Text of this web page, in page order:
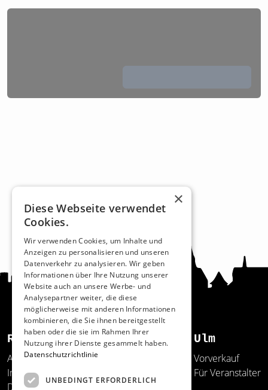
Recht und Ordnung
AGB
Impressum
Datenschutz
Ulm
Vorverkauf
Für Veranstalter
×
Diese Webseite verwendet
Cookies.
Wir verwenden Cookies, um Inhalte und
Anzeigen zu personalisieren und unseren
Datenverkehr zu analysieren. Wir geben
Informationen über Ihre Nutzung unserer
Website auch an unsere Werbe- und
Analysepartner weiter, die diese
möglicherweise mit anderen Informationen
kombinieren, die Sie ihnen bereitgestellt
haben oder die sie im Rahmen Ihrer
Nutzung ihrer Dienste gesammelt haben.
Datenschutzrichtlinie
UNBEDINGT ERFORDERLICH